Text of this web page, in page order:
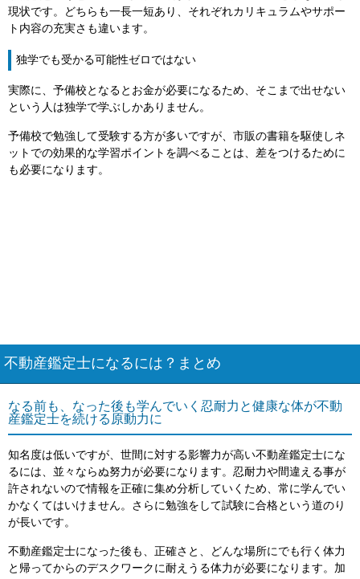
現状です。どちらも一長一短あり、それぞれカリキュラムやサポー
ト内容の充実さも違います。
独学でも受かる可能性ゼロではない
実際に、予備校となるとお金が必要になるため、そこまで出せない
という人は独学で学ぶしかありません。
予備校で勉強して受験する方が多いですが、市販の書籍を駆使しネ
ットでの効果的な学習ポイントを調べることは、差をつけるために
も必要になります。
不動産鑑定士になるには？まとめ
なる前も、なった後も学んでいく忍耐力と健康な体が不動
産鑑定士を続ける原動力に
知名度は低いですが、世間に対する影響力が高い不動産鑑定士にな
るには、並々ならぬ努力が必要になります。忍耐力や間違える事が
許されないので情報を正確に集め分析していくため、常に学んでい
かなくてはいけません。さらに勉強をして試験に合格という道のり
が長いです。
不動産鑑定士になった後も、正確さと、どんな場所にでも行く体力
と帰ってからのデスクワークに耐えうる体力が必要になります。加